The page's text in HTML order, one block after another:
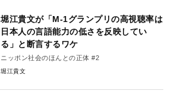
堀江貴文が「M-1グランプリの高視聴率は
日本人の言語能力の低さを反映してい
る」と断言するワケ
ニッポン社会のほんとの正体 #2
堀江貴文